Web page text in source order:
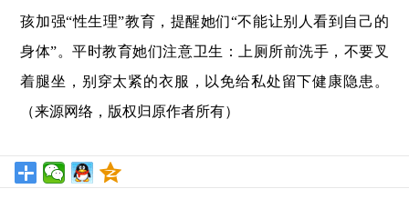
孩加强“性生理”教育，提醒她们“不能让别人看到自己的
身体”。平时教育她们注意卫生：上厕所前洗手，不要叉
着腿坐，别穿太紧的衣服，以免给私处留下健康隐患。
（来源网络，版权归原作者所有）